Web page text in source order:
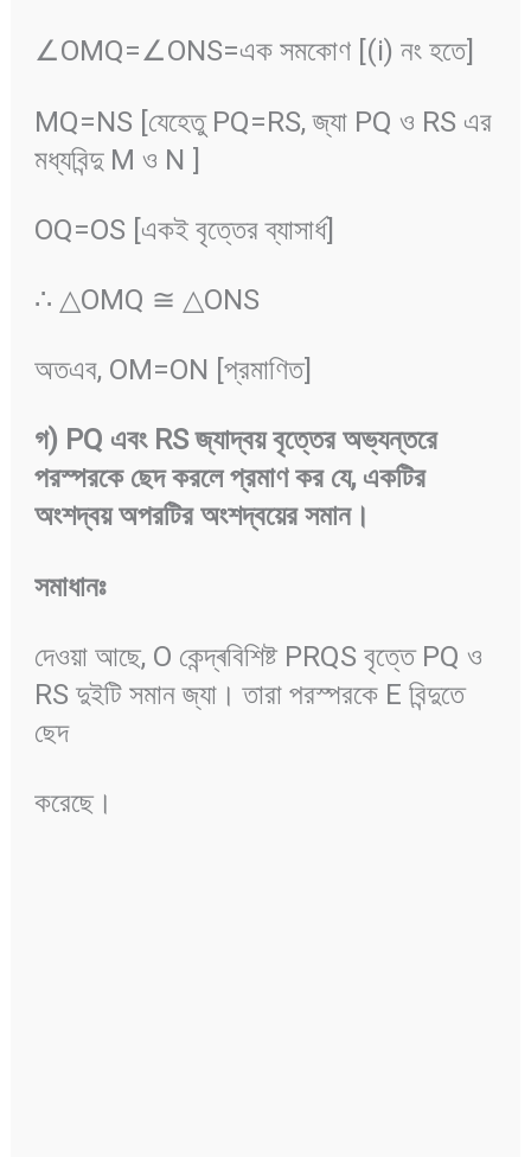
∠OMQ=∠ONS=এক সমকোণ [(i) নং হতে]
MQ=NS [যেহেতু PQ=RS, জ্যা PQ ও RS এর
মধ্যবিন্দু M ও N ]
OQ=OS [একই বৃত্তের ব্যাসার্ধ]
∴ △OMQ ≅ △ONS
অতএব, OM=ON [প্রমাণিত]
গ) PQ এবংRSজ্যাদ্বয় বৃত্তের অভ্যন্তরে
পরস্পরকে ছেদ করলে প্রমাণ কর যে, একটির
অংশদ্বয় অপরটির অংশদ্বয়ের সমান।
সমাধানঃ
দেওয়া আছে, O কেন্দ্ৰবিশিষ্ট PRQS বৃত্তে PQ ও
RS দুইটি সমান জ্যা। তারা পরস্পরকে E বিন্দুতে
ছেদ
করেছে।